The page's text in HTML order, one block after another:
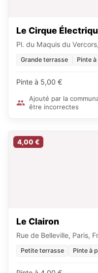
Le Cirque
Pl. du Maquis du
Grande terrasse Pinte
Pinte à 5,00 €
Ajouté par la
être incorrectes
4,00 €
Le Clairon
Rue de Belleville, Paris,
Petite terrasse Pinte à